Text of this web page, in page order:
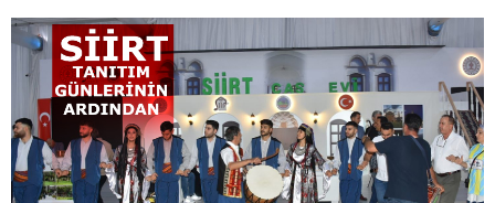
ERUH
BAYKAN
PERVARI
ŞIRVAN